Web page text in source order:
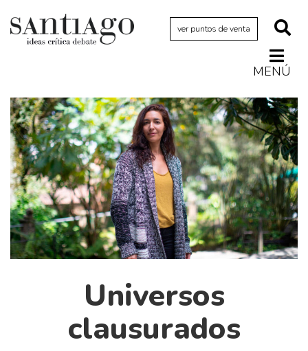
ver puntos de venta
MENÚ
Actualidad
Archivo Cenfoto-UDP
Arquetipos de situación
Artes visuales
Ciencia
Cine y televisión
Ciudad
Cómics
Diccionario portátil de la literatura chilena
Universos
clausurados